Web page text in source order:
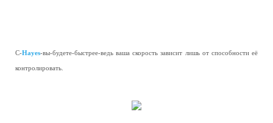
С-Hayes-вы-будете-быстрее-ведь ваша скорость зависит лишь от способности её
контролировать.